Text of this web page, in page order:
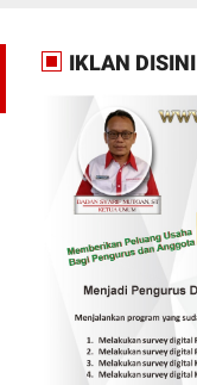
IKLAN DISINI